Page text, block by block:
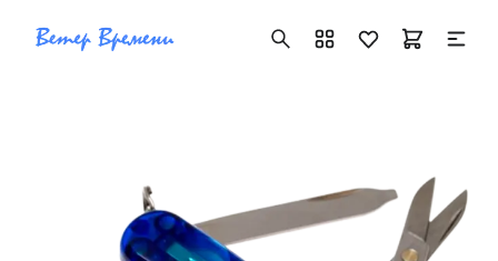
+7 ( 705 ) 181-42-50
info@vetervremeni.kz